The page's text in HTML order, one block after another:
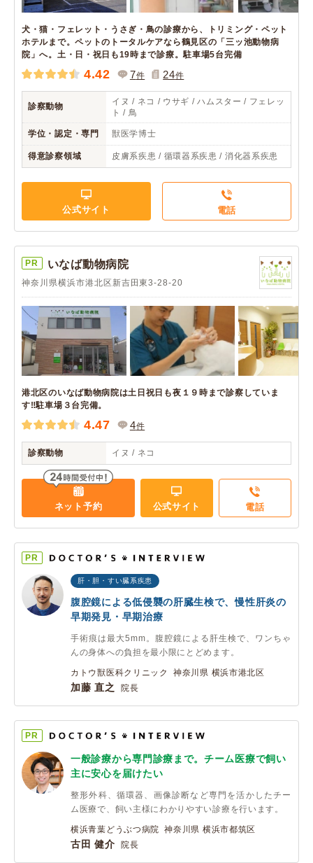
犬・猫・フェレット・うさぎ・鳥の診療から、トリミング・ペット
ホテルまで。ペットのトータルケアなら鶴見区の「三ッ池動物病
院」へ。土・日・祝日も19時まで診療。駐車場5台完備
4.42 7件 24件
診察動物
イヌ / ネコ / ウサギ / ハムスター / フェレッ
ト / 鳥
学位・認定・専門 獣医学博士
得意診察領域 皮膚系疾患 / 循環器系疾患 / 消化器系疾患
公式サイト 電話
PR いなば動物病院
神奈川県横浜市港北区新吉田東3-28-20
港北区のいなば動物病院は土日祝日も夜１９時まで診察していま
す‼駐車場３台完備。
4.47 4件
診察動物 イヌ / ネコ
ネット予約 公式サイト 電話
PR
肝・胆・すい臓系疾患
腹腔鏡による低侵襲の肝臓生検で、慢性肝炎の
早期発見・早期治療
手術痕は最大5mm。腹腔鏡による肝生検で、ワンちゃ
んの身体への負担を最小限にとどめます。
カトウ獣医科クリニック 神奈川県 横浜市港北区
加藤 直之 院長
PR
一般診療から専門診療まで。チーム医療で飼い
主に安心を届けたい
整形外科、循環器、画像診断など専門を活かしたチー
ム医療で、飼い主様にわかりやすい診療を行います。
横浜青葉どうぶつ病院 神奈川県 横浜市都筑区
古田 健介 院長